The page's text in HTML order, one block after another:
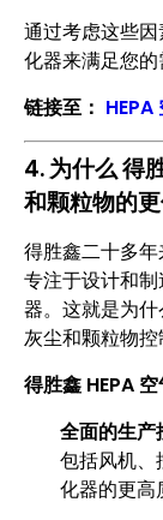
通过考虑这些
化器来满足您的
链接至： HEPA
4. 为什么 得
和颗粒物的
得胜鑫二十多
专注于设计和
器。这就是为
灰尘和颗粒物控
得胜鑫 HEPA
全面的生产
包括风机、
化器的更高